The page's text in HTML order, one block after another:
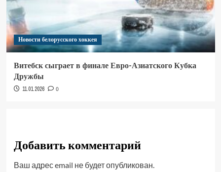
Новости белорусского хоккея
Витебск сыграет в финале Евро-Азиатского Кубка
Дружбы
11.01.2026 0
Добавить комментарий
Ваш адрес email не будет опубликован.